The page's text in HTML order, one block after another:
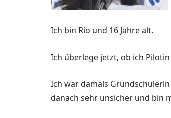
Ich bin Rio und 16 Jahre alt.
Ich überlege jetzt, ob ich
Ich war damals
danach sehr unsicher und bin